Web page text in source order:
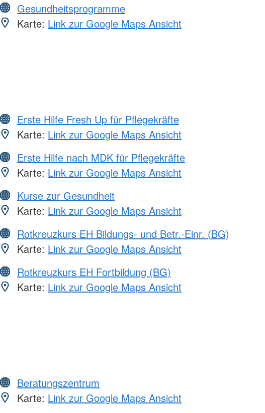
Gesundheitsprogramme
Karte: Link zur Google Maps Ansicht
Erste Hilfe Fresh Up für Pflegekräfte
Karte: Link zur Google Maps Ansicht
Erste Hilfe nach MDK für Pflegekräfte
Karte: Link zur Google Maps Ansicht
Kurse zur Gesundheit
Karte: Link zur Google Maps Ansicht
Rotkreuzkurs EH Bildungs- und Betr.-Einr. (BG)
Karte: Link zur Google Maps Ansicht
Rotkreuzkurs EH Fortbildung (BG)
Karte: Link zur Google Maps Ansicht
Beratungszentrum
Karte: Link zur Google Maps Ansicht